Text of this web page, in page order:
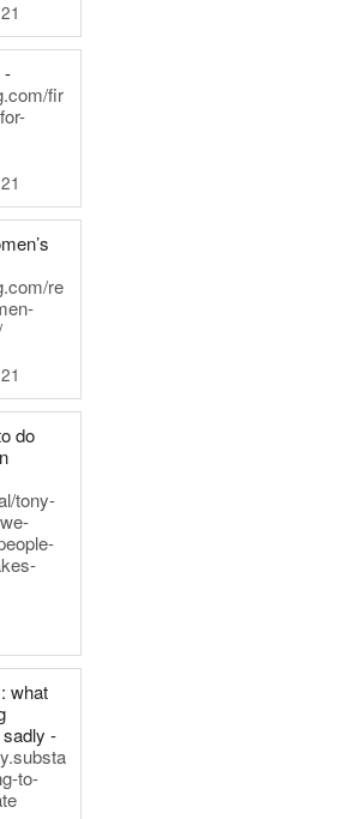
-
fir
re
do
tony-
what
-
to-